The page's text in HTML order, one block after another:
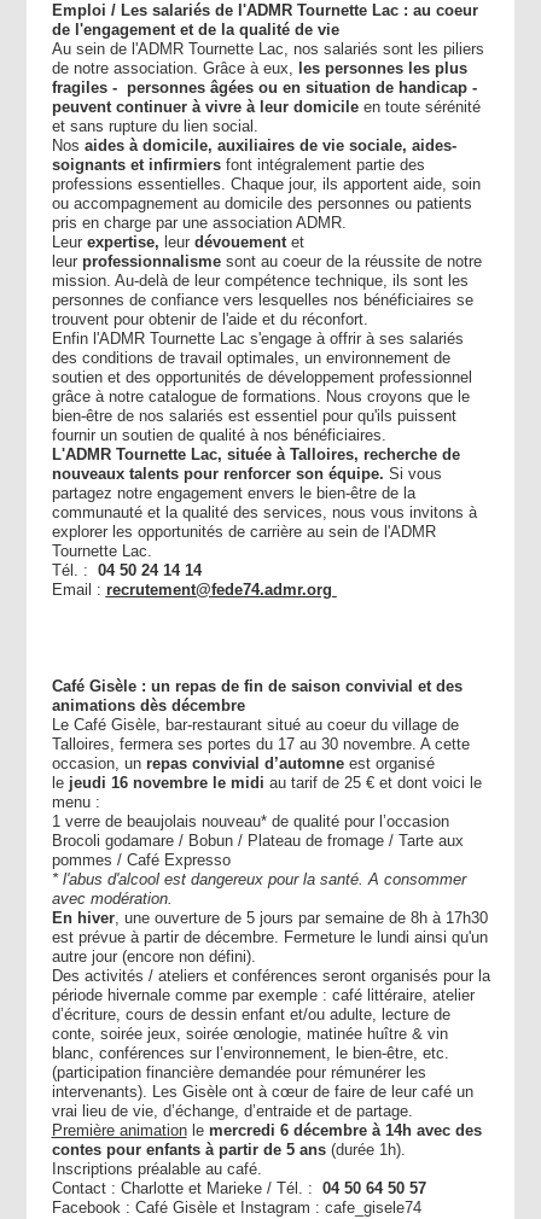
Emploi / Les salariés de l'ADMR Tournette Lac : au coeur
de l'engagement et de la qualité de vie
Au sein de l'ADMR Tournette Lac, nos salariés sont les piliers
de notre association. Grâce à eux, les personnes les plus
fragiles - personnes âgées ou en situation de handicap -
peuvent continuer à vivre à leur domicile en toute sérénité
et sans rupture du lien social.
Nos aides à domicile, auxiliaires de vie sociale, aides-
soignants et infirmiersfont intégralement partie des
professions essentielles. Chaque jour, ils apportent aide, soin
ou accompagnement au domicile des personnes ou patients
pris en charge par une association ADMR.
Leur expertise, leurdévouement et
leur professionnalismesont au coeur de la réussite de notre
mission. Au-delà de leur compétence technique, ils sont les
personnes de confiance vers lesquelles nos bénéficiaires se
trouvent pour obtenir de l'aide et du réconfort.
Enfin l'ADMR Tournette Lac s'engage à offrir à ses salariés
des conditions de travail optimales, un environnement de
soutien et des opportunités de développement professionnel
grâce à notre catalogue de formations. Nous croyons que le
bien-être de nos salariés est essentiel pour qu'ils puissent
fournir un soutien de qualité à nos bénéficiaires.
L'ADMR Tournette Lac, située à Talloires, recherche de
nouveaux talents pour renforcer son équipe. Si vous
partagez notre engagement envers le bien-être de la
communauté et la qualité des services, nous vous invitons à
explorer les opportunités de carrière au sein de l'ADMR
Tournette Lac.
Tél. : 04 50 24 14 14
Email : recrutement@fede74.admr.org
Café Gisèle : un repas de fin de saison convivial et des
animations dès décembre
Le Café Gisèle, bar-restaurant situé au coeur du village de
Talloires, fermera ses portes du 17 au 30 novembre. A cette
occasion, unrepas convivial d’automneest organisé
le jeudi 16 novembre le midi au tarif de 25 € et dont voici le
menu :
1 verre de beaujolais nouveau* de qualité pour l’occasion
Brocoli godamare / Bobun / Plateau de fromage / Tarte aux
pommes / Café Expresso
* l'abus d'alcool est dangereux pour la santé. A consommer
avec modération.
En hiver, une ouverture de 5 jours par semaine de 8h à 17h30
est prévue à partir de décembre. Fermeture le lundi ainsi qu'un
autre jour (encore non défini).
Des activités / ateliers et conférences seront organisés pour la
période hivernale comme par exemple : café littéraire, atelier
d’écriture, cours de dessin enfant et/ou adulte, lecture de
conte, soirée jeux, soirée œnologie, matinée huître & vin
blanc, conférences sur l’environnement, le bien-être, etc.
(participation financière demandée pour rémunérer les
intervenants). Les Gisèle ont à cœur de faire de leur café un
vrai lieu de vie, d’échange, d’entraide et de partage.
Première animationle mercredi 6 décembre à 14h avec des
contes pour enfants à partir de 5 ans (durée 1h).
Inscriptions préalable au café.
Contact : Charlotte et Marieke / Tél. : 04 50 64 50 57
Facebook : Café Gisèle et Instagram : cafe_gisele74